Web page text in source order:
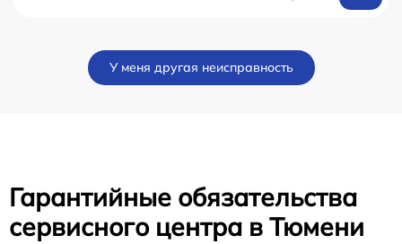
У меня другая неисправность
Гарантийные обязательства
сервисного центра в Тюмени